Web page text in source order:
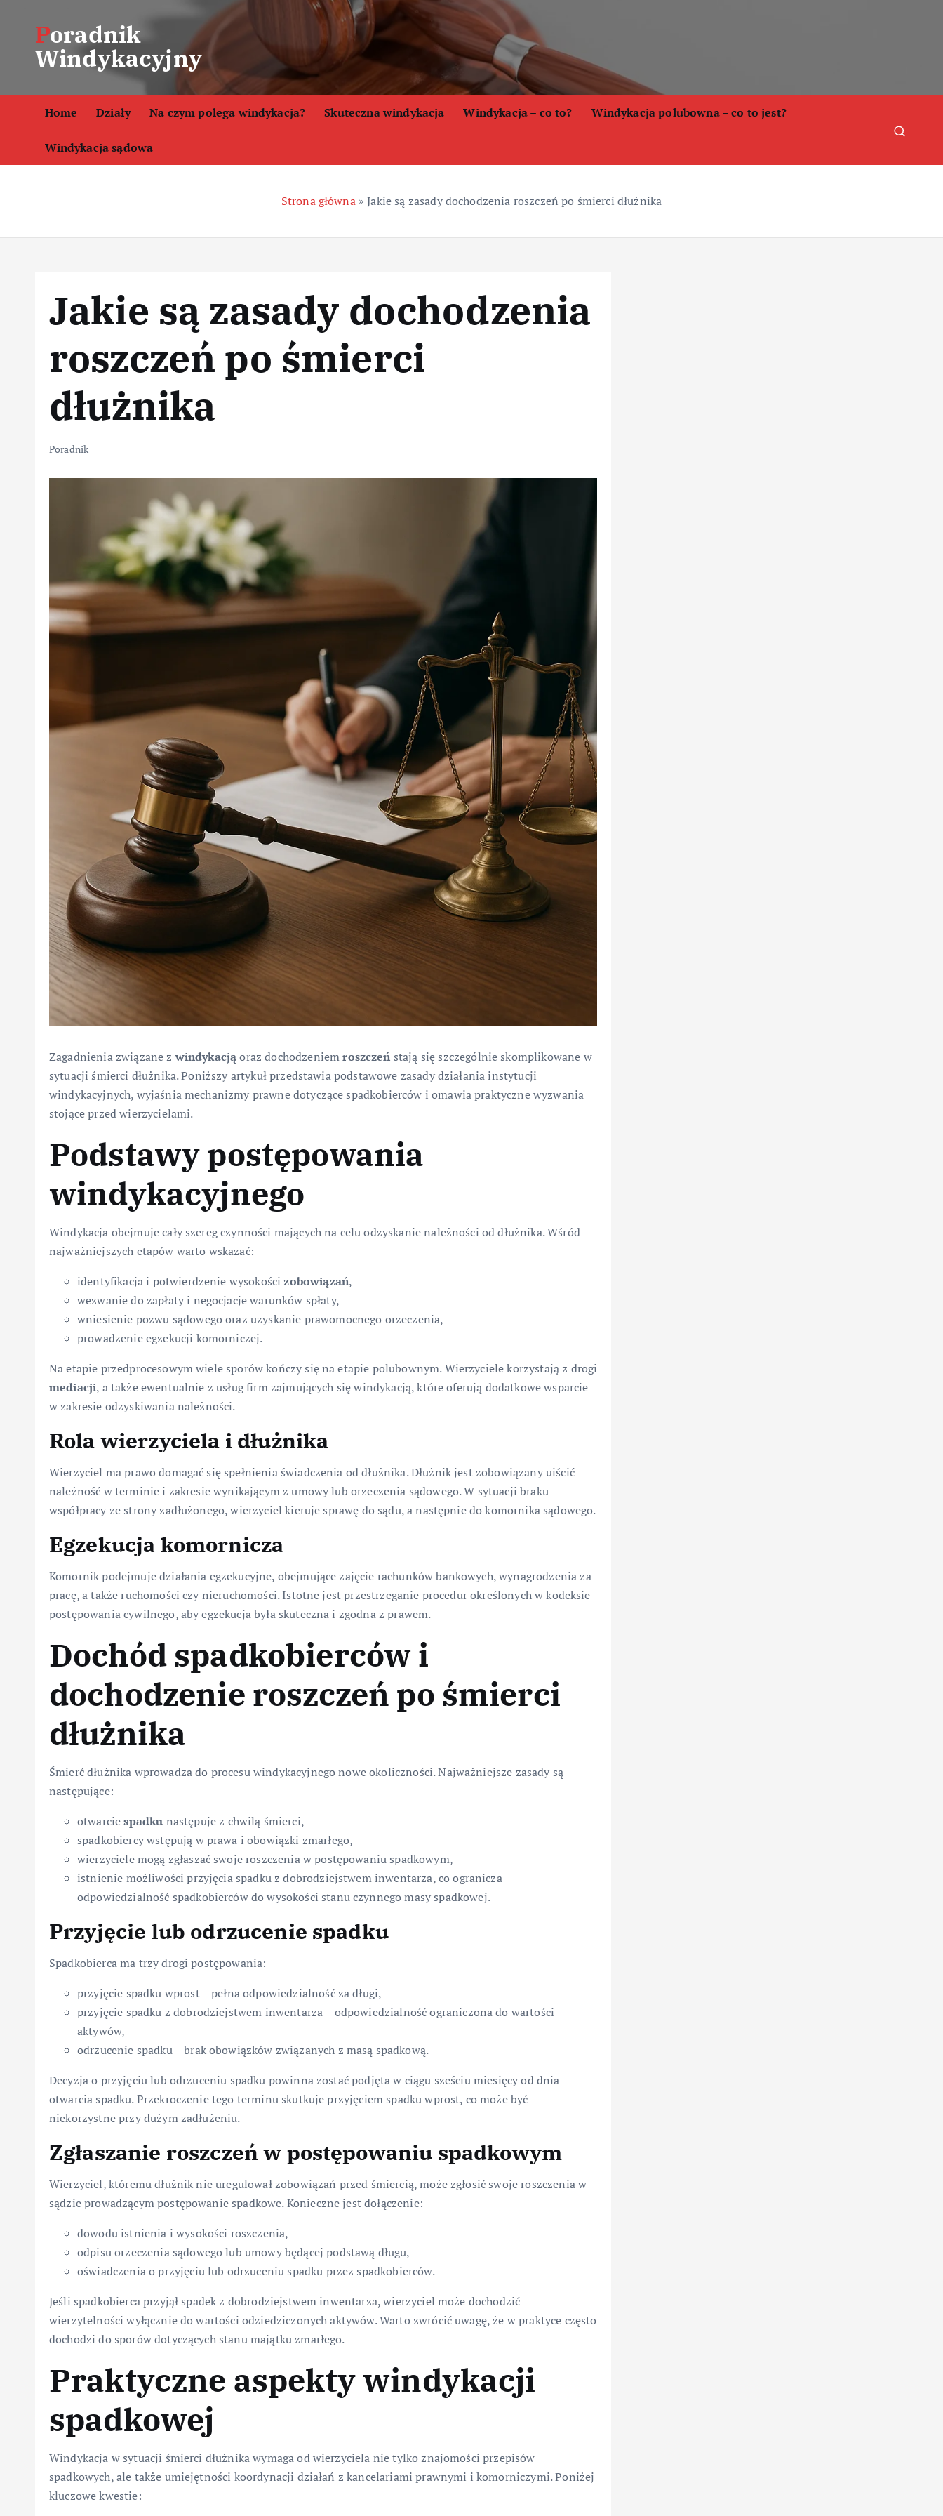
t
Poradnik
Windykacyjny
Home Działy Na czym polega windykacja? Skuteczna windykacja Windykacja – co to? Windykacja polubowna – co to jest?
Windykacja sądowa
Strona główna»Jakie są zasady dochodzenia roszczeń po śmierci dłużnika
Jakie są zasady dochodzenia
roszczeń po śmierci
dłużnika
Poradnik
Zagadnienia związane zwindykacjąoraz dochodzeniemroszczeń stają się szczególnie skomplikowane w
sytuacji śmierci dłużnika. Poniższy artykuł przedstawia podstawowe zasady działania instytucji
windykacyjnych, wyjaśnia mechanizmy prawne dotyczące spadkobierców i omawia praktyczne wyzwania
stojące przed wierzycielami.
Podstawy postępowania
windykacyjnego
Windykacja obejmuje cały szereg czynności mających na celu odzyskanie należności od dłużnika. Wśród
najważniejszych etapów warto wskazać:
identyfikacja i potwierdzenie wysokościzobowiązań,
wezwanie do zapłaty i negocjacje warunków spłaty,
wniesienie pozwu sądowego oraz uzyskanie prawomocnego orzeczenia,
prowadzenie egzekucji komorniczej.
Na etapie przedprocesowym wiele sporów kończy się na etapie polubownym. Wierzyciele korzystają z drogi
mediacji, a także ewentualnie z usług firm zajmujących się windykacją, które oferują dodatkowe wsparcie
w zakresie odzyskiwania należności.
Rola wierzyciela i dłużnika
Wierzyciel ma prawo domagać się spełnienia świadczenia od dłużnika. Dłużnik jest zobowiązany uiścić
należność w terminie i zakresie wynikającym z umowy lub orzeczenia sądowego. W sytuacji braku
współpracy ze strony zadłużonego, wierzyciel kieruje sprawę do sądu, a następnie do komornika sądowego.
Egzekucja komornicza
Komornik podejmuje działania egzekucyjne, obejmujące zajęcie rachunków bankowych, wynagrodzenia za
pracę, a także ruchomości czy nieruchomości. Istotne jest przestrzeganie procedur określonych w kodeksie
postępowania cywilnego, aby egzekucja była skuteczna i zgodna z prawem.
Dochód spadkobierców i
dochodzenie roszczeń po śmierci
dłużnika
Śmierć dłużnika wprowadza do procesu windykacyjnego nowe okoliczności. Najważniejsze zasady są
następujące:
otwarciespadku następuje z chwilą śmierci,
spadkobiercy wstępują w prawa i obowiązki zmarłego,
wierzyciele mogą zgłaszać swoje roszczenia w postępowaniu spadkowym,
istnienie możliwości przyjęcia spadku z dobrodziejstwem inwentarza, co ogranicza
odpowiedzialność spadkobierców do wysokości stanu czynnego masy spadkowej.
Przyjęcie lub odrzucenie spadku
Spadkobierca ma trzy drogi postępowania:
przyjęcie spadku wprost – pełna odpowiedzialność za długi,
przyjęcie spadku z dobrodziejstwem inwentarza – odpowiedzialność ograniczona do wartości
aktywów,
odrzucenie spadku – brak obowiązków związanych z masą spadkową.
Decyzja o przyjęciu lub odrzuceniu spadku powinna zostać podjęta w ciągu sześciu miesięcy od dnia
otwarcia spadku. Przekroczenie tego terminu skutkuje przyjęciem spadku wprost, co może być
niekorzystne przy dużym zadłużeniu.
Zgłaszanie roszczeń w postępowaniu spadkowym
Wierzyciel, któremu dłużnik nie uregulował zobowiązań przed śmiercią, może zgłosić swoje roszczenia w
sądzie prowadzącym postępowanie spadkowe. Konieczne jest dołączenie:
dowodu istnienia i wysokości roszczenia,
odpisu orzeczenia sądowego lub umowy będącej podstawą długu,
oświadczenia o przyjęciu lub odrzuceniu spadku przez spadkobierców.
Jeśli spadkobierca przyjął spadek z dobrodziejstwem inwentarza, wierzyciel może dochodzić
wierzytelności wyłącznie do wartości odziedziczonych aktywów. Warto zwrócić uwagę, że w praktyce często
dochodzi do sporów dotyczących stanu majątku zmarłego.
Praktyczne aspekty windykacji
spadkowej
Windykacja w sytuacji śmierci dłużnika wymaga od wierzyciela nie tylko znajomości przepisów
spadkowych, ale także umiejętności koordynacji działań z kancelariami prawnymi i komorniczymi. Poniżej
kluczowe kwestie: